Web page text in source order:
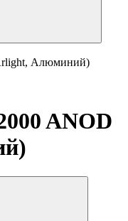
Алюминий)
ANOD